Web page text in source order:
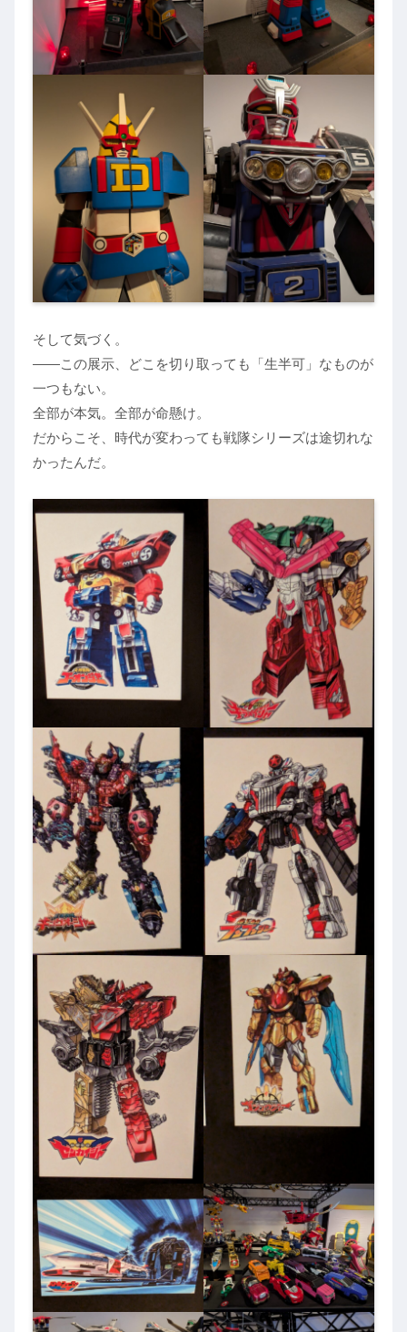
そして気づく。
――この展示、どこを切り取っても「生半可」なものが
一つもない。
全部が本気。全部が命懸け。
だからこそ、時代が変わっても戦隊シリーズは途切れな
かったんだ。